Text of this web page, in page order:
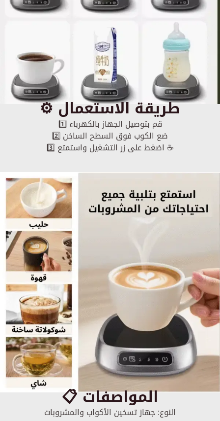
⚙️ طريقة الاستعمال
1️⃣ قم بتوصيل الجهاز بالكهرباء
2️⃣ ضع الكوب فوق السطح الساخن
3️⃣ اضغط على زر التشغيل واستمتع ☕
📋 المواصفات
النوع: جهاز تسخين الأكواب والمشروبات